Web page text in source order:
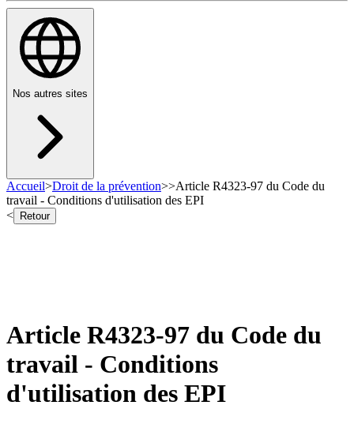
Nos autres sites
Accueil>Droit de la prévention>>Article R4323-97 du Code du
travail - Conditions d'utilisation des EPI
<
Retour
Article R4323-97 du Code du
travail - Conditions
d'utilisation des EPI